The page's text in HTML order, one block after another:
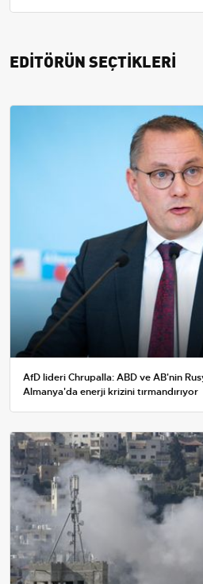
EDİTÖRÜN SEÇTİKLERİ
AfD lideri Chrupalla: ABD ve AB'nin
Almanya'da enerji krizini tırmandırıyor